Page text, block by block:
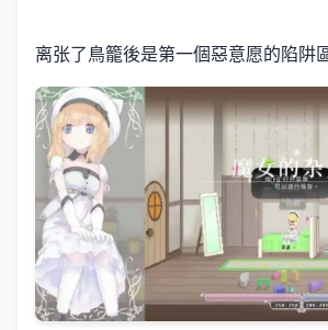
离张了鳥籠後是第一個惡意愿的陷阱